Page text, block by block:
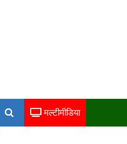
मल्टीमीडिया